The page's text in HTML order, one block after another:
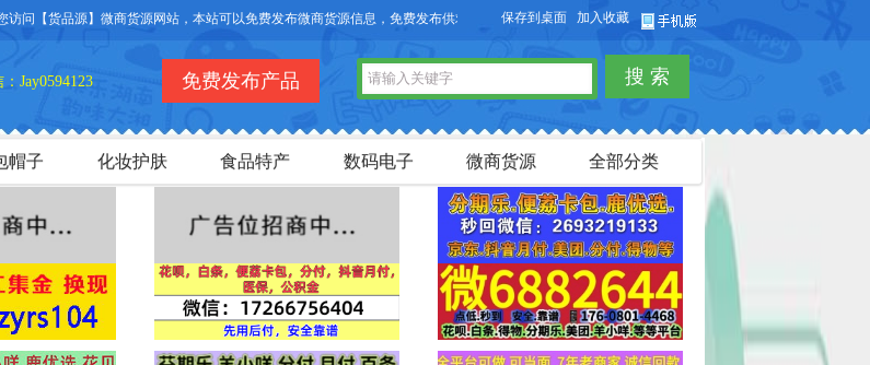
欢迎您访问【货品源】微商货源网站，本站可以免费发布微商货源信息，免费
保存到桌面 加入收藏
Jay0594123 搜 索
免费发布产品
帽子 化妆护肤 食品特产 数码电子 微商货源 全部分类